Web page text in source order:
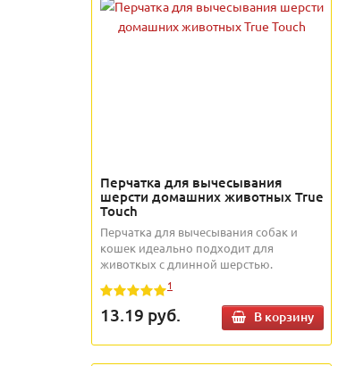
Перчатка для вычесывания
шерсти домашних животных True
Touch
Перчатка для вычесывания собак и
кошек идеально подходит для
животкых с длинной шерстью.
1
13.19 руб. В корзину